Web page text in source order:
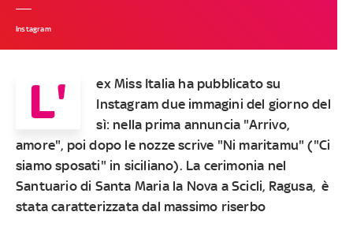
Instagram
L'
ex Miss Italia ha pubblicato su
Instagram due immagini del giorno del
sì: nella prima annuncia "Arrivo,
amore", poi dopo le nozze scrive "Ni maritamu" ("Ci
siamo sposati" in siciliano). La cerimonia nel
Santuario di Santa Maria la Nova a Scicli, Ragusa, è
stata caratterizzata dal massimo riserbo